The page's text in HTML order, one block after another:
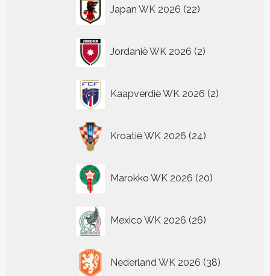
Japan WK 2026 22
producten
Jordanië WK 2026 2
producten
Kaapverdië WK 2026 2
producten
Kroatië WK 2026 24
producten
Marokko WK 2026 20
producten
Mexico WK 2026 26
producten
Nederland WK 2026 38
producten